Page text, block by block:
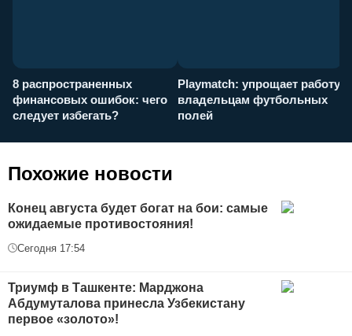
8 распространенных
финансовых ошибок: чего
следует избегать?
Playmatch: упрощает работу
владельцам футбольных
полей
Похожие новости
Конец августа будет богат на бои: самые
ожидаемые противостояния!
Сегодня 17:54
Триумф в Ташкенте: Марджона
Абдумуталова принесла Узбекистану
первое «золото»!